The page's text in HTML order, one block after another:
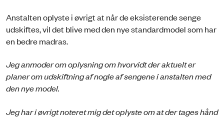
Anstalten oplyste i øvrigt at når de eksisterende senge
udskiftes, vil det blive med den nye standardmodel som har
en bedre madras.
Jeg anmoder om oplysning om hvorvidt der aktuelt er
planer om udskiftning af nogle af sengene i anstalten med
den nye model.
Jeg har i øvrigt noteret mig det oplyste om at der tages hånd